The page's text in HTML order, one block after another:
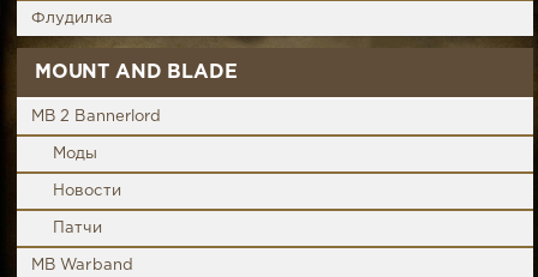
Флудилка
MOUNT AND BLADE
MB 2 Bannerlord
Моды
Новости
Патчи
MB Warband